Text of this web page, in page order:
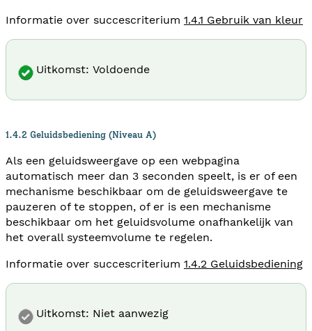
Informatie over succescriterium 1.4.1 Gebruik van kleur
Uitkomst: Voldoende
1.4.2 Geluidsbediening (Niveau A)
Als een geluidsweergave op een webpagina
automatisch meer dan 3 seconden speelt, is er of een
mechanisme beschikbaar om de geluidsweergave te
pauzeren of te stoppen, of er is een mechanisme
beschikbaar om het geluidsvolume onafhankelijk van
het overall systeemvolume te regelen.
Informatie over succescriterium 1.4.2 Geluidsbediening
Uitkomst: Niet aanwezig